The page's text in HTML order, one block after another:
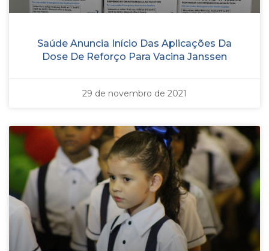
Saúde Anuncia Início Das Aplicações Da
Dose De Reforço Para Vacina Janssen
29 de novembro de 2021